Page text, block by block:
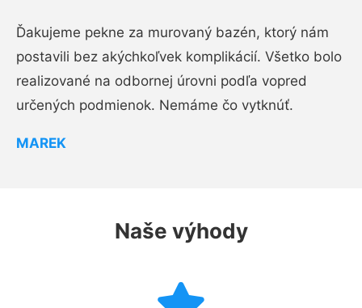
Ďakujeme pekne za murovaný bazén, ktorý nám
postavili bez akýchkoľvek komplikácií. Všetko bolo
realizované na odbornej úrovni podľa vopred
určených podmienok. Nemáme čo vytknúť.
MAREK
Naše výhody